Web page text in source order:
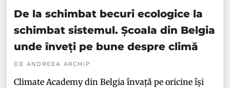
De la schimbat becuri ecologice la
schimbat sistemul. Școala din Belgia
unde înveți pe bune despre climă
DE ANDREEA ARCHIP
Climate Academy din Belgia învață pe oricine își